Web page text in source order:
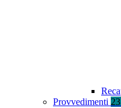
Provvedimenti